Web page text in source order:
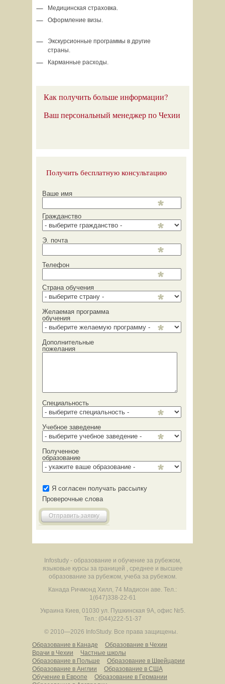
Медицинская страховка.
Оформление визы.
Экскурсионные программы в другие
страны.
Карманные расходы.
Как получить больше информации?
Ваш персональный менеджер по Чехии
Получить бесплатную консультацию
Ваше имя
Гражданство
Э. почта
Телефон
Страна обучения
Желаемая программа
обучения
Дополнительные
пожелания
Специальность
Учебное заведение
Полученное
образование
Я согласен получать рассылку
Проверочные слова
Отправить заявку
Infostudy - образование и обучение за рубежом,
языковые курсы за границей , среднее и высшее
образование за рубежом, учеба за рубежом.
Канада Ричмонд Хилл, 74 Мадисон аве. Тел.:
1(647)338-22-61
Украина Киев, 01030 ул. Пушкинская 9А, офис №5.
Тел.: (044)222-51-37
© 2010—2026 InfoStudy. Все права защищены.
Образование в Канаде
Образование в Чехии
Врачи в Чехии
Частные школы
Образование в Польше
Образование в Швейцарии
Образование в Англии
Образование в США
Обучение в Европе
Образование в Германии